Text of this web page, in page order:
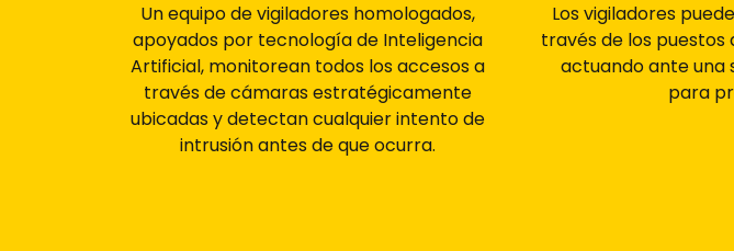
Un equipo de vigiladores homologados,
apoyados por tecnología de Inteligencia
Artificial, monitorean todos los accesos a
través de cámaras estratégicamente
ubicadas y detectan cualquier intento de
intrusión antes de que ocurra.
Los vigiladores
través de los puestos
actuando ante una
para